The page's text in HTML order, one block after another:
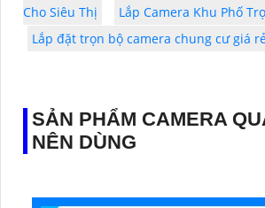
Cho Siêu Thị
Lắp Camera Khu Phố
Lắp đặt trọn bộ camera chung cư giá
SẢN PHẨM CAMERA
NÊN DÙNG